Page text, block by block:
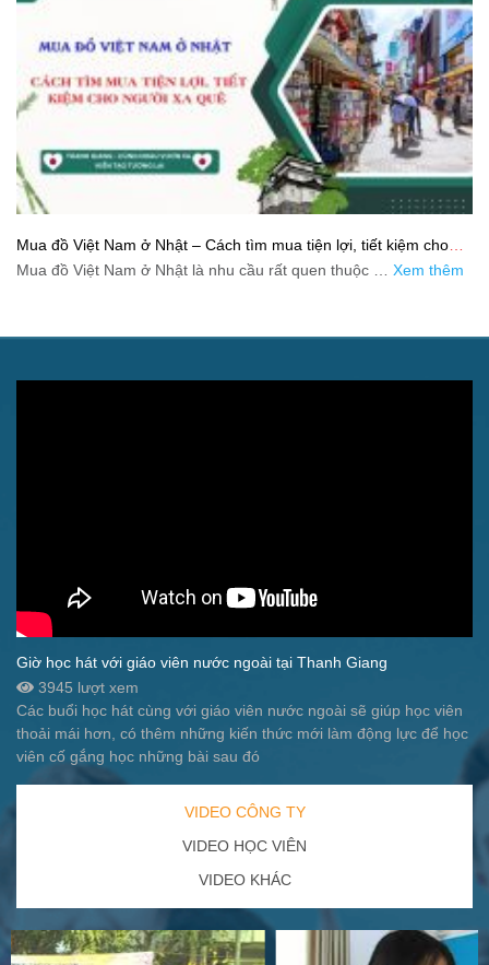
Mua đồ Việt Nam ở Nhật – Cách tìm mua tiện lợi, tiết kiệm cho
người xa quê
Mua đồ Việt Nam ở Nhật là nhu cầu rất quen thuộc … Xem thêm
Giờ học hát với giáo viên nước ngoài tại Thanh Giang
3945 lượt xem
Các buổi học hát cùng với giáo viên nước ngoài sẽ giúp học viên
thoải mái hơn, có thêm những kiến thức mới làm động lực để học
viên cố gắng học những bài sau đó
VIDEO CÔNG TY
VIDEO HỌC VIÊN
VIDEO KHÁC